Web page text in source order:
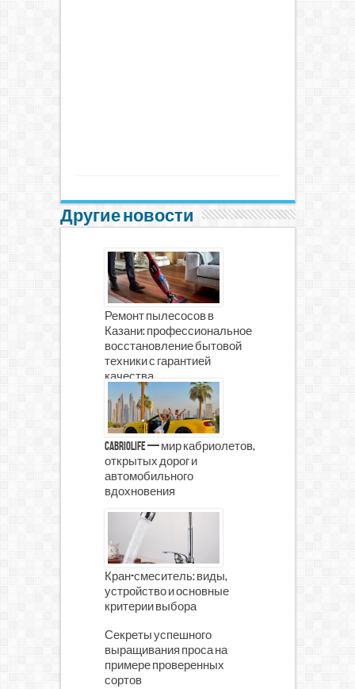
Другие новости
Ремонт пылесосов в
Казани: профессиональное
восстановление бытовой
техники с гарантией
качества
CabrioLife — мир кабриолетов,
открытых дорог и
автомобильного
вдохновения
Кран-смеситель: виды,
устройство и основные
критерии выбора
Секреты успешного
выращивания проса на
примере проверенных
сортов